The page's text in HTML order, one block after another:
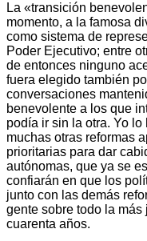
La «transición
momento, a la famosa
como sistema de
Poder Ejecutivo; entre
de entonces ninguno
fuera elegido también
conversaciones
benevolente a los que
podía ir sin la otra. Yo
muchas otras reformas
prioritarias para dar
autónomas, que ya se
confiarán en que los
junto con las demás
gente sobre todo la
cuarenta años.